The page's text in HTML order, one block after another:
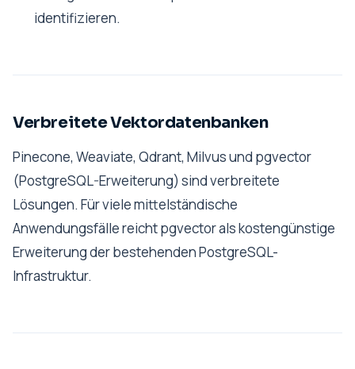
identifizieren.
Verbreitete Vektordatenbanken
Pinecone, Weaviate, Qdrant, Milvus und pgvector
(PostgreSQL-Erweiterung) sind verbreitete
Lösungen. Für viele mittelständische
Anwendungsfälle reicht pgvector als kostengünstige
Erweiterung der bestehenden PostgreSQL-
Infrastruktur.